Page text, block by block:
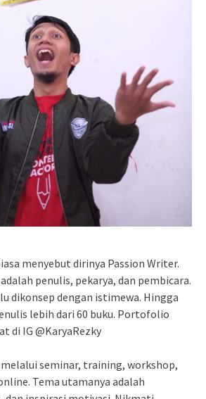
menyebut dirinya Passion Writer.
penulis, pekarya, dan pembicara.
dikonsep dengan istimewa. Hingga
lebih dari 60 buku. Portofolio
di IG @KaryaRezky
seminar, training, workshop,
Tema utamanya adalah